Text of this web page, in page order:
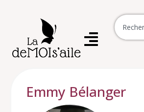
Emmy Bélanger